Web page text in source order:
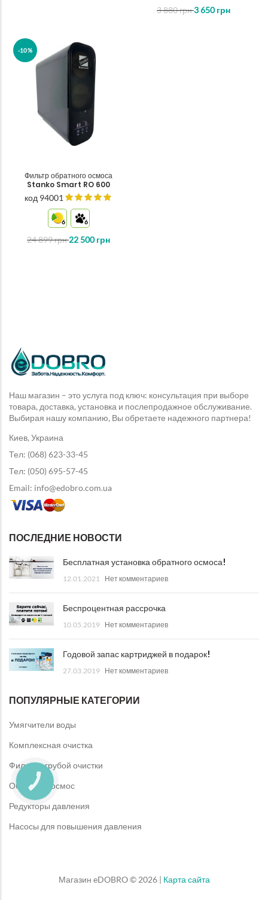
3 880грн3 650грн
-10%
Фильтр обратного осмоса
Stanko Smart RO 600
код 94001
6 6
24 899грн 22 500грн
Наш магазин – это услуга под ключ: консультация при выборе
товара, доставка, установка и послепродажное обслуживание.
Выбирая нашу компанию, Вы обретаете надежного партнера!
Киев, Украина
Тел: (068) 623-33-45
Тел: (050) 695-57-45
Email: info@edobro.com.ua
ПОСЛЕДНИЕ НОВОСТИ
Бесплатная установка обратного осмоса!
12.01.2021 Нет комментариев
Беспроцентная рассрочка
10.05.2019 Нет комментариев
Годовой запас картриджей в подарок!
27.03.2019 Нет комментариев
ПОПУЛЯРНЫЕ КАТЕГОРИИ
Умягчители воды
Комплексная очистка
Фильтры грубой очистки
Обратный осмос
Редукторы давления
Насосы для повышения давления
Магазин eDOBRO © 2026 | Карта сайта
КНОПКА
ЗВ'ЯЗКУ